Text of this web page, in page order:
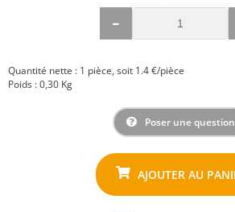
-
Quantité nette : 1 pièce, soit 1.4 €/pièce
Poids : 0,30 Kg
Poser une question